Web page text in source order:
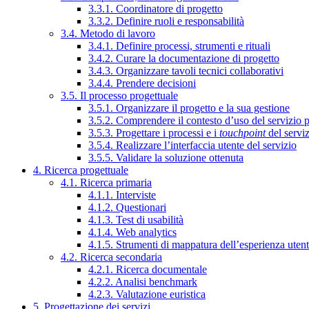
3.3.1. Coordinatore di progetto
3.3.2. Definire ruoli e responsabilità
3.4. Metodo di lavoro
3.4.1. Definire processi, strumenti e rituali
3.4.2. Curare la documentazione di progetto
3.4.3. Organizzare tavoli tecnici collaborativi
3.4.4. Prendere decisioni
3.5. Il processo progettuale
3.5.1. Organizzare il progetto e la sua gestione
3.5.2. Comprendere il contesto d’uso del servizio
3.5.3. Progettare i processi e i touchpointdel
3.5.4. Realizzare l’interfaccia utente del servizio
3.5.5. Validare la soluzione ottenuta
4. Ricerca progettuale
4.1. Ricerca primaria
4.1.1. Interviste
4.1.2. Questionari
4.1.3. Test di usabilità
4.1.4. Web analytics
4.1.5. Strumenti di mappatura dell’esperienza
4.2. Ricerca secondaria
4.2.1. Ricerca documentale
4.2.2. Analisi benchmark
4.2.3. Valutazione euristica
5. Progettazione dei servizi